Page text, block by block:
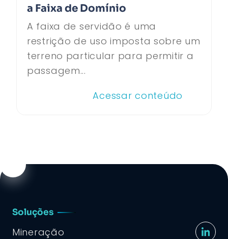
a Faixa de Domínio
A faixa de servidão é uma
restrição de uso imposta sobre um
terreno particular para permitir a
passagem...
Acessar conteúdo
Soluções
Mineração